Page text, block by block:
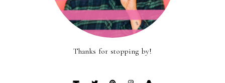
Thanks for stopping by!